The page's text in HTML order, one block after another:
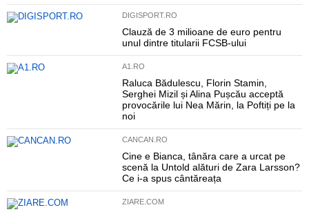
DIGISPORT.RO
Clauză de 3 milioane de euro pentru
unul dintre titularii FCSB-ului
A1.RO
Raluca Bădulescu, Florin Stamin,
Serghei Mizil și Alina Pușcău acceptă
provocările lui Nea Mărin, la Poftiți pe la
noi
CANCAN.RO
Cine e Bianca, tânăra care a urcat pe
scenă la Untold alături de Zara Larsson?
Ce i-a spus cântăreața
ZIARE.COM